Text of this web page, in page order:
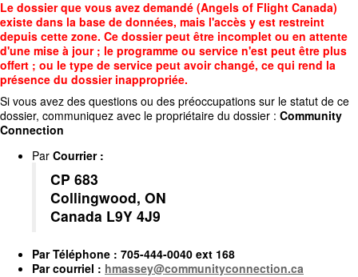
Accédez
au
contenu
principal
Le dossier que vous avez demandé (Angels of Flight Canada)
existe dans la base de données, mais l'accès y est restreint
depuis cette zone. Ce dossier peut être incomplet ou en attente
d'une mise à jour ; le programme ou service n'est peut être plus
offert ; ou le type de service peut avoir changé, ce qui rend la
présence du dossier inappropriée.
Si vous avez des questions ou des préoccupations sur le statut de ce
dossier, communiquez avec le propriétaire du dossier : Community
Connection
Par Courrier:
CP 683
Collingwood, ON
Canada L9Y 4J9
ParTéléphone : 705-444-0040 ext 168
Parcourriel : hmassey@communityconnection.ca